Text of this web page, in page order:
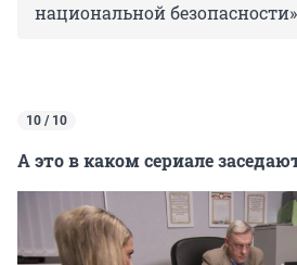
национальной безопасности»
10 / 10
А это в каком сериале